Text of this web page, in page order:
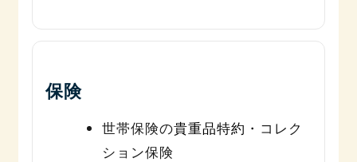
保険
世帯保険の貴重品特約 ・コレク
ション保険